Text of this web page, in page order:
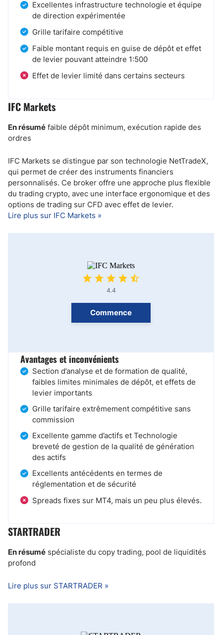
Excellentes infrastructure technologie et équipe
de direction expérimentée
Grille tarifaire compétitive
Faible montant requis en guise de dépôt et effet
de levier pouvant atteindre 1:500
Effet de levier limité dans certains secteurs
IFC Markets
En résumé faible dépôt minimum, exécution rapide des
ordres
IFC Markets se distingue par son technologie NetTradeX,
qui permet de créer des instruments financiers
personnalisés. Ce broker offre une approche plus flexible
du trading crypto, avec une interface ergonomique et des
options de trading sur CFD avec effet de levier.
Lire plus sur IFC Markets »
4.4
Commence
Avantages et inconvénients
Section d’analyse et de formation de qualité,
faibles limites minimales de dépôt, et effets de
levier importants
Grille tarifaire extrêmement compétitive sans
commission
Excellente gamme d’actifs et Technologie
breveté de gestion de la qualité de génération
des actifs
Excellents antécédents en termes de
réglementation et de sécurité
Spreads fixes sur MT4, mais un peu plus élevés.
STARTRADER
En résumé spécialiste du copy trading, pool de liquidités
profond
Lire plus sur STARTRADER »